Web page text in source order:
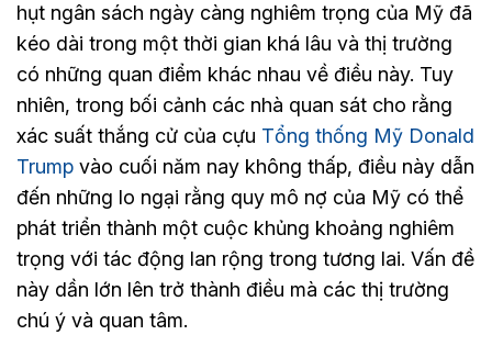
hụt ngân sách ngày càng nghiêm trọng của Mỹ đã
kéo dài trong một thời gian khá lâu và thị trường
có những quan điểm khác nhau về điều này. Tuy
nhiên, trong bối cảnh các nhà quan sát cho rằng
xác suất thắng cử của cựu Tổng thống Mỹ Donald
Trump vào cuối năm nay không thấp, điều này dẫn
đến những lo ngại rằng quy mô nợ của Mỹ có thể
phát triển thành một cuộc khủng khoảng nghiêm
trọng với tác động lan rộng trong tương lai. Vấn đề
này dần lớn lên trở thành điều mà các thị trường
chú ý và quan tâm.